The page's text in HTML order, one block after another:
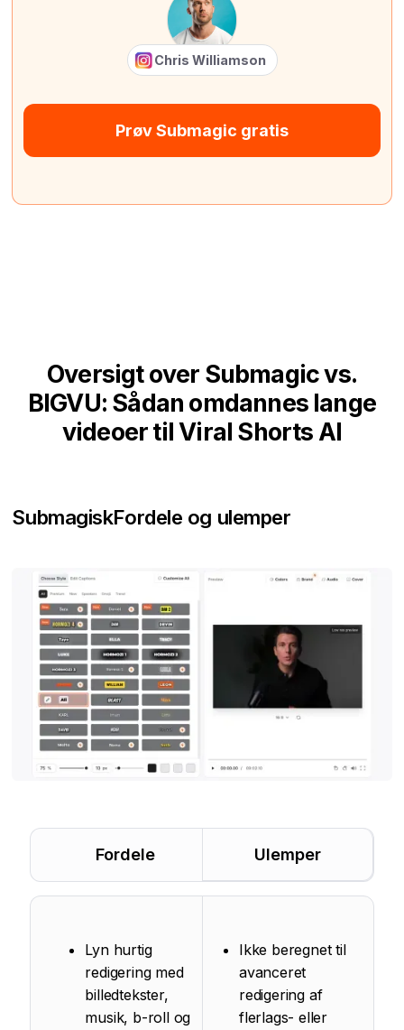
Chris Williamson
Prøv Submagic gratis
Oversigt over Submagic vs.
BIGVU: Sådan omdannes lange
videoer til Viral Shorts AI
SubmagiskFordele og ulemper
Fordele Ulemper
Lyn hurtig
redigering med
billedtekster,
musik, b-roll og
Ikke beregnet til
avanceret
redigering af
flerlags- eller